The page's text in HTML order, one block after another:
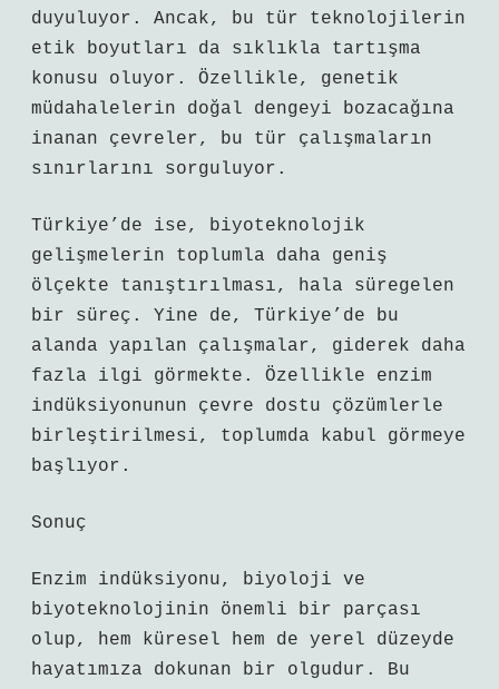
duyuluyor. Ancak, bu tür teknolojilerin
etik boyutları da sıklıkla tartışma
konusu oluyor. Özellikle, genetik
müdahalelerin doğal dengeyi bozacağına
inanan çevreler, bu tür çalışmaların
sınırlarını sorguluyor.
Türkiye’de ise, biyoteknolojik
gelişmelerin toplumla daha geniş
ölçekte tanıştırılması, hala süregelen
bir süreç. Yine de, Türkiye’de bu
alanda yapılan çalışmalar, giderek daha
fazla ilgi görmekte. Özellikle enzim
indüksiyonunun çevre dostu çözümlerle
birleştirilmesi, toplumda kabul görmeye
başlıyor.
Sonuç
Enzim indüksiyonu, biyoloji ve
biyoteknolojinin önemli bir parçası
olup, hem küresel hem de yerel düzeyde
hayatımıza dokunan bir olgudur. Bu